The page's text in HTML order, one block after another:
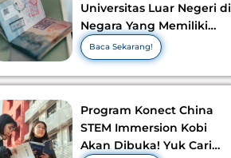
Universitas Luar Negeri di
Negara Yang Memiliki
Visa Murah di 2026-2027!
Baca Sekarang!
Program Konect China
STEM Immersion Kobi
Akan Dibuka! Yuk Cari